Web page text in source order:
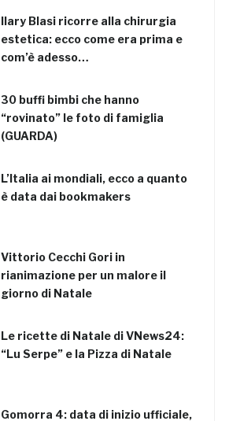
Ilary Blasi ricorre alla chirurgia
estetica: ecco come era prima e
com’è adesso…
30 buffi bimbi che hanno
“rovinato” le foto di famiglia
(GUARDA)
L’Italia ai mondiali, ecco a quanto
è data dai bookmakers
Vittorio Cecchi Gori in
rianimazione per un malore il
giorno di Natale
Le ricette di Natale di VNews24:
“Lu Serpe” e la Pizza di Natale
Gomorra 4: data di inizio ufficiale,